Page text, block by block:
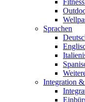
Sprachen
Integration